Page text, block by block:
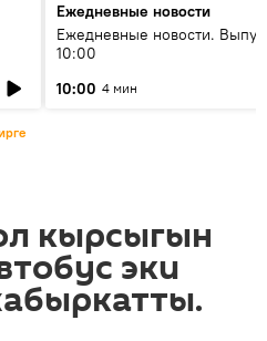
Ежедневные новости
Ежедневные новости.
10:00
10:00 4 мин
кырсыгын
эки